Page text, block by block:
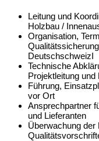
Leitung und
Holzbau /
Organisation,
DeutschschweizI
Technische
Projektleitung und
Führung,
vor Ort
Ansprechpartner
und Lieferanten
Überwachung der